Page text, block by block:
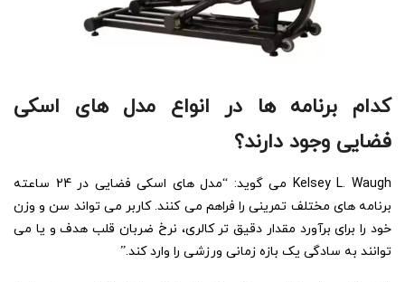
کدام برنامه ها در انواع مدل های اسکی
فضایی وجود دارند؟
Kelsey L. Waugh می گوید: “مدل های اسکی فضایی در 24 ساعته
برنامه های مختلف تمرینی را فراهم می کنند. کاربر می تواند سن و وزن
خود را برای برآورد مقدار دقیق تر کالری، نرخ ضربان قلب هدف و یا می
توانند به سادگی یک بازه زمانی ورزشی را وارد کند.”